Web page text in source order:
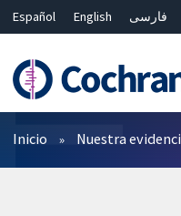
Español English فارسی
Bahasa Malaysia
ไทย 繁
Filtros
Inicio Nuestra